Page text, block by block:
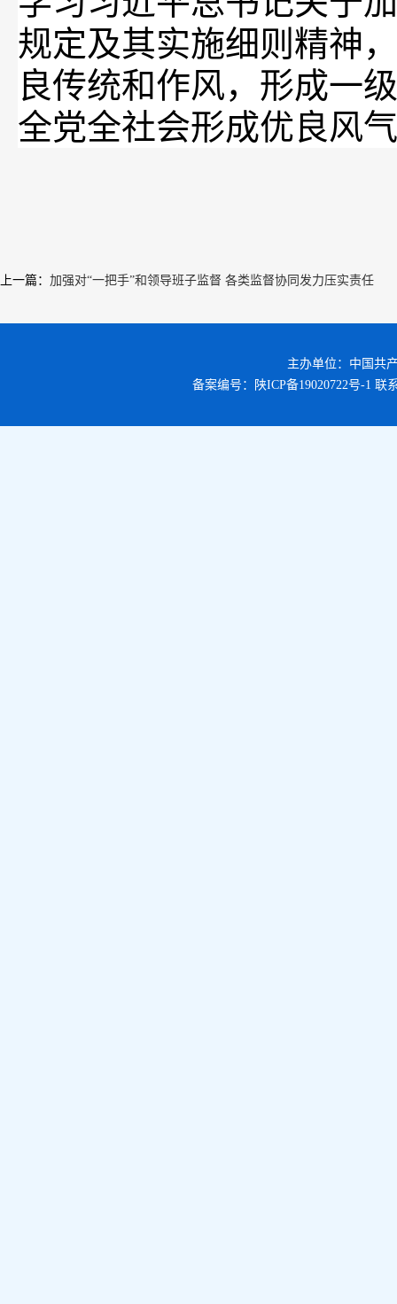
规定及其实施细则精神
良传统和作风，形成一
全党全社会形成优良风
上一篇 ： 加强对“一把手”和领导班子监督 各类监督协同发力压实责任
主办单位：中国共
备案编号：
陕ICP备19020722号-1 联